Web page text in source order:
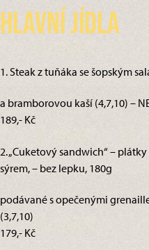
Hlavní jídla
1. Steak z tuňáka se šopským
a bramborovou kaší (4,7,10) –
189,- Kč
2. „Cuketový sandwich“ –
sýrem, – bez lepku, 180g
podávané s opečenými
(3,7,10)
179,- Kč